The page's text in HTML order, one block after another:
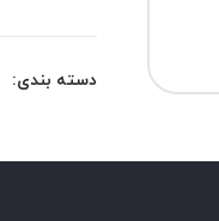
دسته بندی: